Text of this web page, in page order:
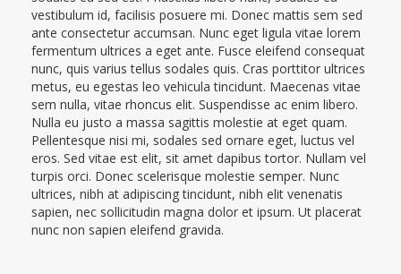
vestibulum id, facilisis posuere mi. Donec mattis sem sed
ante consectetur accumsan. Nunc eget ligula vitae lorem
fermentum ultrices a eget ante. Fusce eleifend consequat
nunc, quis varius tellus sodales quis. Cras porttitor ultrices
metus, eu egestas leo vehicula tincidunt. Maecenas vitae
sem nulla, vitae rhoncus elit. Suspendisse ac enim libero.
Nulla eu justo a massa sagittis molestie at eget quam.
Pellentesque nisi mi, sodales sed ornare eget, luctus vel
eros. Sed vitae est elit, sit amet dapibus tortor. Nullam vel
turpis orci. Donec scelerisque molestie semper. Nunc
ultrices, nibh at adipiscing tincidunt, nibh elit venenatis
sapien, nec sollicitudin magna dolor et ipsum. Ut placerat
nunc non sapien eleifend gravida.